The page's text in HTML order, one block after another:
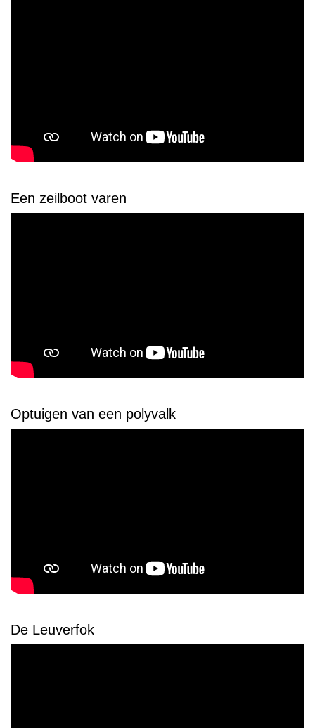
Een zeilboot varen
Optuigen van een polyvalk
De Leuverfok